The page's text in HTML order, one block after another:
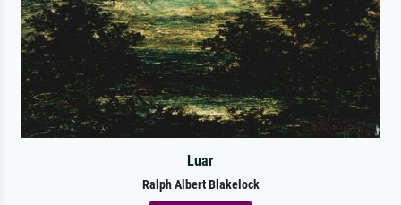
Luar
Ralph Albert Blakelock